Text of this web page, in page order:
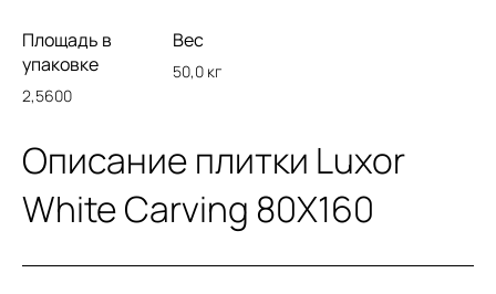
Площадь в
упаковке
2,5600
Вес
50,0 кг
Описание плитки Luxor
White Carving 80X160